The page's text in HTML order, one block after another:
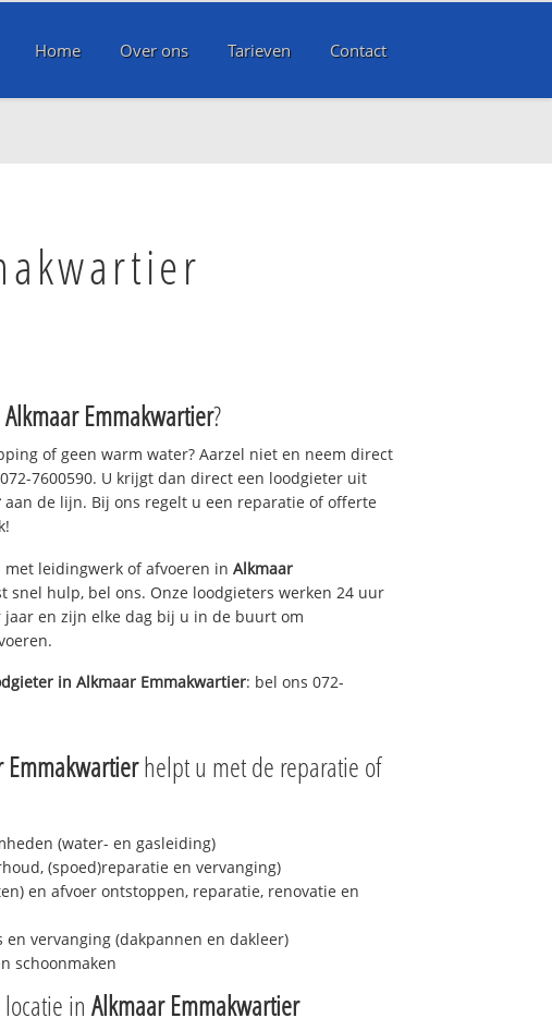
Home Over ons Tarieven Contact
Alkmaar Emmakwartier?
of geen warm water? Aarzel niet en neem direct
7600590. U krijgt dan direct een loodgieter uit
aan de lijn. Bij ons regelt u een reparatie of offerte
leidingwerk of afvoeren in Alkmaar
snel hulp, bel ons. Onze loodgieters werken 24 uur
jaar en zijn elke dag bij u in de buurt om
in Alkmaar Emmakwartier: bel ons 072-
Emmakwartierhelpt u met de reparatie of
(water- en gasleiding)
(spoed)reparatie en vervanging)
en afvoer ontstoppen, reparatie, renovatie en
en vervanging (dakpannen en dakleer)
schoonmaken
in Alkmaar Emmakwartier